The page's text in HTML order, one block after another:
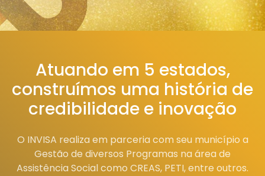
Atuando em 5 estados,
construímos uma história de
credibilidade e inovação
O INVISA realiza em parceria com seu município a
Gestão de diversos Programas na área de
Assistência Social como CREAS, PETI, entre outros.